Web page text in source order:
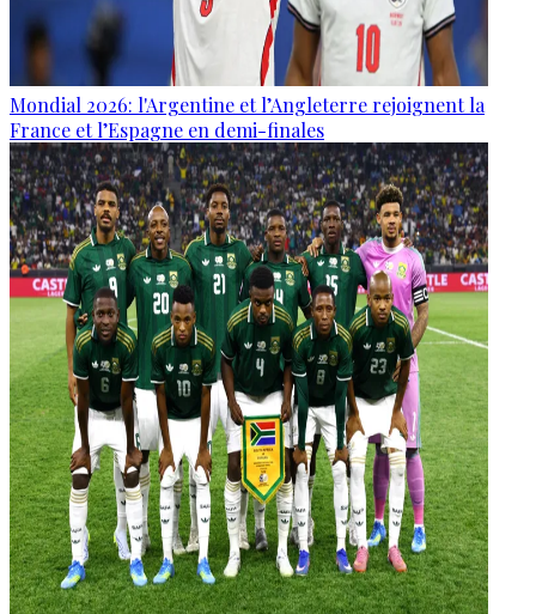
Mondial 2026: l'Argentine et l’Angleterre rejoignent la
France et l’Espagne en demi-finales